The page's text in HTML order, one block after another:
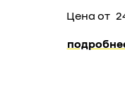
Цена от